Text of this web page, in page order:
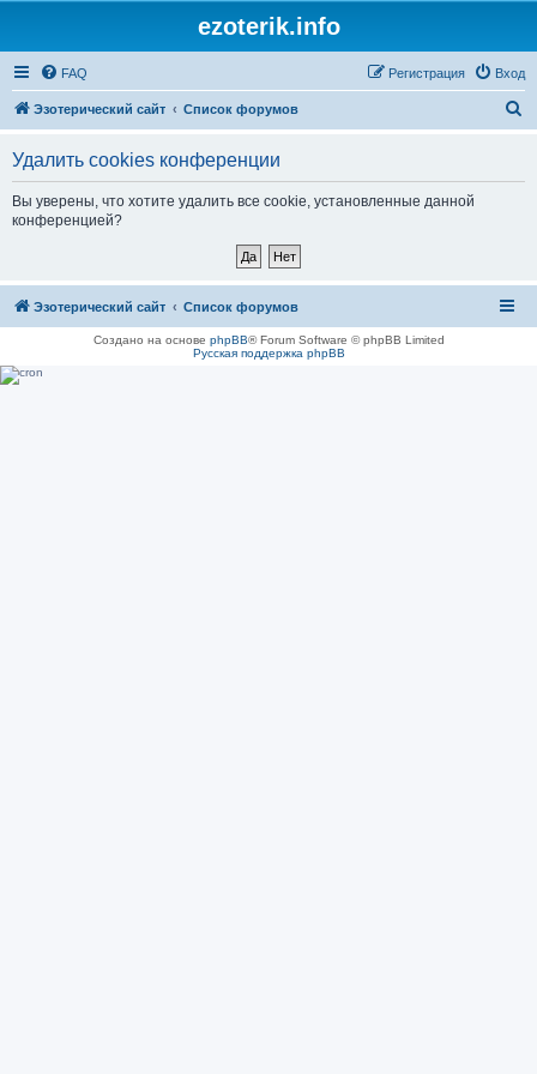
ezoterik.info
FAQ Вход
Регистрация
Эзотерический сайт Список форумов
Удалить cookies конференции
Вы уверены, что хотите удалить все cookie, установленные данной
конференцией?
Эзотерический сайт Список форумов
Создано на основе phpBB® Forum Software © phpBB Limited
Русская поддержка phpBB